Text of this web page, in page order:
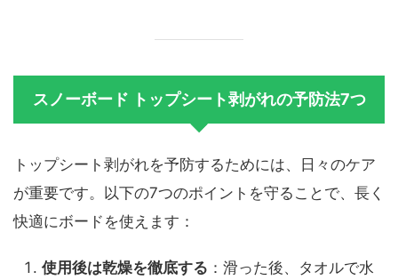
スノーボード トップシート剥がれの予防法7つ
トップシート剥がれを予防するためには、日々のケア
が重要です。以下の7つのポイントを守ることで、長く
快適にボードを使えます：
使用後は乾燥を徹底する ：滑った後、タオルで水